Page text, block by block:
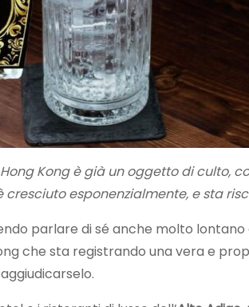
Kong è già un oggetto di culto,
cresciuto esponenzialmente, e sta
parlare di sé anche molto lontano
che sta registrando una vera e